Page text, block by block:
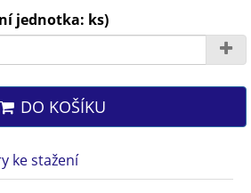
jednotka: ks)
DO KOŠÍKU
ke stažení